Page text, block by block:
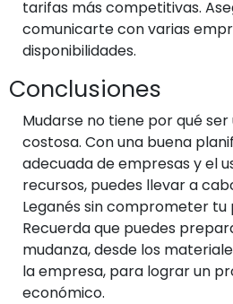
tarifas más competitivas.
comunicarte con varias
disponibilidades.
Conclusiones
Mudarse no tiene por qué
costosa. Con una buena
adecuada de empresas y el
recursos, puedes llevar a
Leganés sin comprometer tu
Recuerda que puedes
mudanza, desde los
la empresa, para lograr un
económico.